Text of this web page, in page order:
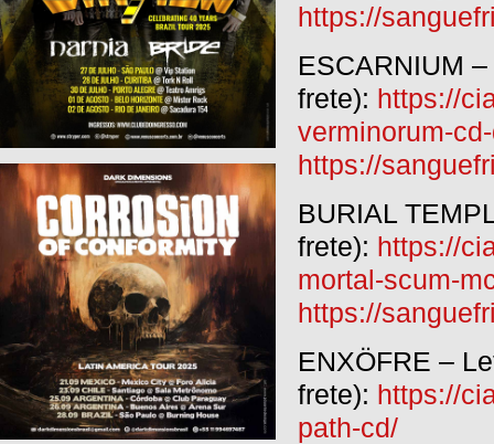
https://
ESCARNIUM
frete): https://
verminorum-
https://
BURIAL
frete): https://
mortal-scum-
https://
ENXÖFRE –
frete): https://
path-cd/